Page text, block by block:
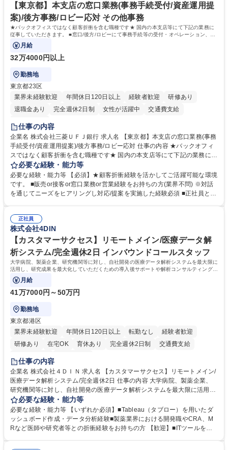
舗メーカー
高校 語学力： 資格：
【東京都】本支店の窓口業務(事務手続受付/資産運用提
案)/後方事務/ロビー応対 その他事務
★バックオフィスではなく顧客折衝を含む職種です★ 国内の本支店等にて下記の業務に
従事していただきます。 ■窓口/後方/ロビーにて事務手続等の受付・オペレーション、お
客様対応
月給
32万4000円以上
勤務地
東京都23区
業界未経験歓迎
年間休日120日以上 経験者歓迎
研修あり
退職金あり
完全週休2日制 女性が活躍中
交通費支給
土日祝休み
仕事の内容
企業名 株式会社三菱ＵＦＪ銀行 求人名 【東京都】本支店の窓口業務(事務
手続受付/資産運用提案)/後方事務/ロビー応対 仕事の内容 ★バックオフィ
スではなく顧客折衝を含む職種です★ 国内の本支店等にて下記の業務に従
事していただきます。 ■窓口/後方/ロビーにて事務手続等の受付・オペレ
ーション、お客様対応 ■窓口にて、ご来店された個人のお客様に対して金
融商品のご提案 ■効率的な事務運用の検討・構築等 ≪業務紹介：ご応募前
に必ずご覧ください≫ ※記事 https://www.mysite.bk.mufg.jp/career/circle/
必要な経験・能力等
必要な経験・能力等 【必須】★顧客折衝経験を活かしてご活躍可能な環境
です。 ■販売or接客or窓口業務or営業経験をお持ちの方(業界不問) ※対話
を通じてニーズをヒアリングし対応/提案を実施した経験必須 ■正社員とし
るので安心して入行いただけます。 幅広いキャリアの選択肢があり、公募
や社内副業等を活用し、 一人ひとりが挑戦できるカルチャーが浸透してい
ます。 学歴・資格 学歴：大学院 大学 高専 短大 専修学校 高校 語学力：
資格：
正社員
株式会社4DIN
【カスタマーサクセス】リモートメイン/医療データ解
析システム/完全週休2日 インバウンドコールスタッフ
大学病院、製薬企業、研究機関等に対し、自社開発の医療データ解析システムを最大限に
活用し、研究成果を最大化していただくための導入後サポートや解析コンサルティング、
活用アドバイス業務等をお任せします。
月給
41万7000円～50万円
勤務地
東京都港区
業界未経験歓迎
年間休日120日以上 転勤なし
経験者歓迎
研修あり
在宅OK 育休あり 完全週休2日制
交通費支給
駅近5分以内
仕事の内容
企業名 株式会社４ＤＩＮ 求人名 【カスタマーサクセス】リモートメイン/
医療データ解析システム/完全週休2日 仕事の内容 大学病院、製薬企業、
研究機関等に対し、自社開発の医療データ解析システムを最大限に活用
し、研究成果を最大化していただくための導入後サポートや解析コンサル
ティング、活用アドバイス業務等をお任せします。 ■活用コンサルティン
グ：疾患再発率の調査や薬剤効果の可視化等の目的に合わせ、プラットフ
ォーム上で可能な解析手法を提案 ■オンボーディング：ツールの操作説明
必要な経験・能力等
必要な経験・能力等 【いずれか必須】■Tableau（タブロー）を用いたダ
ッシュボード作成・データ分析経験■製薬業界における開発職やCRA、M
Rなど医師や研究者等との折衝経験をお持ちの方 【歓迎】■ITツールを用